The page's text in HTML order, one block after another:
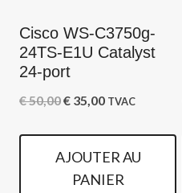
Cisco WS-C3750g-
24TS-E1U Catalyst
24-port
€50,00Le
initial
était :
€ 35,00Le
actuel
est :
TVAC
AJOUTER AU
PANIER